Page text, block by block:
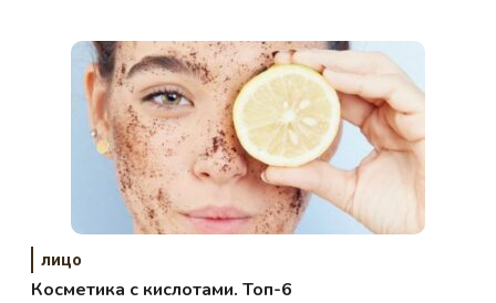
лицо
Косметика с кислотами. Топ-6